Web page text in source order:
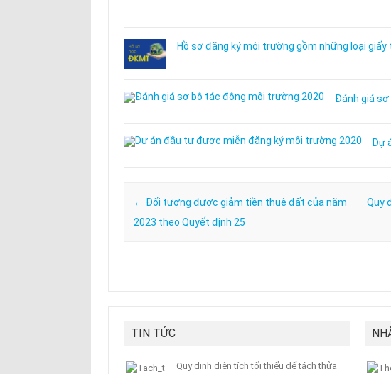
Hồ sơ đăng ký môi trường gồm những loại giấy
Đánh giá
Dự
Post navigation
← Đối tượng được giảm tiền thuê đất của năm
2023 theo Quyết định 25
Quy
TIN TỨC
Quy định diện tích tối thiểu để tách thửa